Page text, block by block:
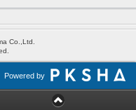
Co.,Ltd.
Powered by